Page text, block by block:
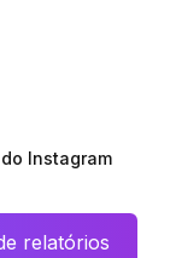
Instagram
relatórios